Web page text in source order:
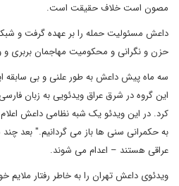
مصون است خلاف حقیقت است.
داعش مسئولیت حمله را بر عهده گرفت و
حزن و نگرانی و محکومیت مهاجمان بربری
سه ماه پیش داعش به طور علنی و بی سابقه
این گروه در شرق عراق ویدئویی به زبان
کرد. در این ویدئو یک شبه نظامی داعش
به حکمرانی سنی ها باز می گردانیم." بعد
عراقی هستند – اعدام می شوند.